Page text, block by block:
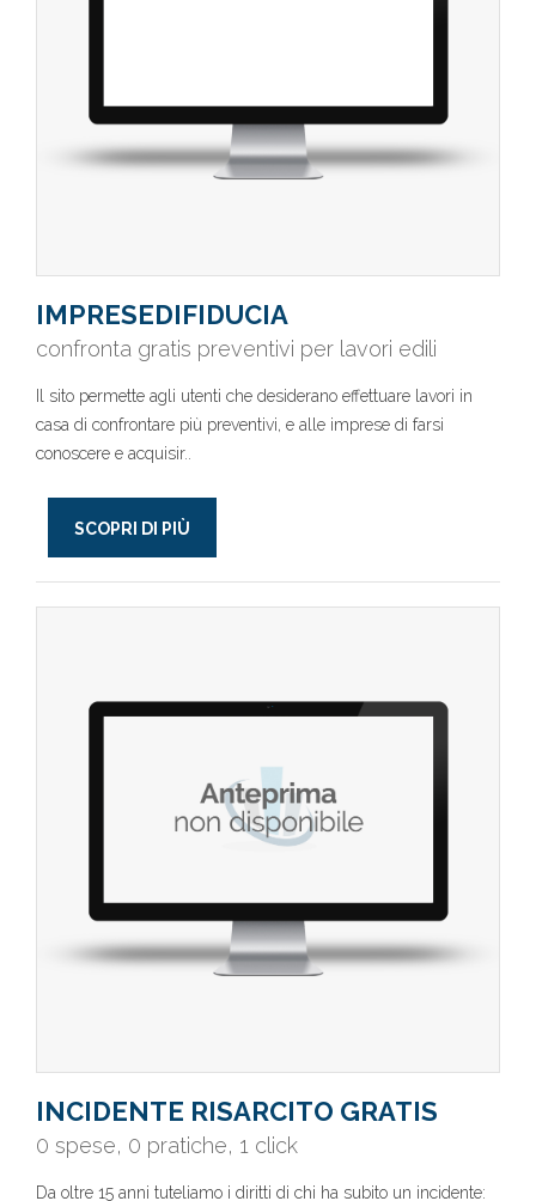
IMPRESEDIFIDUCIA
confronta gratis preventivi per lavori edili
Il sito permette agli utenti che desiderano effettuare lavori in
casa di confrontare più preventivi, e alle imprese di farsi
conoscere e acquisir..
SCOPRI DI PIÙ
INCIDENTE RISARCITO GRATIS
0 spese, 0 pratiche, 1 click
Da oltre 15 anni tuteliamo i diritti di chi ha subito un incidente: